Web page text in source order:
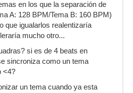
en los que la separación de
A: 128 BPM/Tema B: 160 BPM)
que igualarlos realentizaría
mucho otro...
si es de 4 beats en
sincroniza como un tema
<4?
un tema cuando ya esta